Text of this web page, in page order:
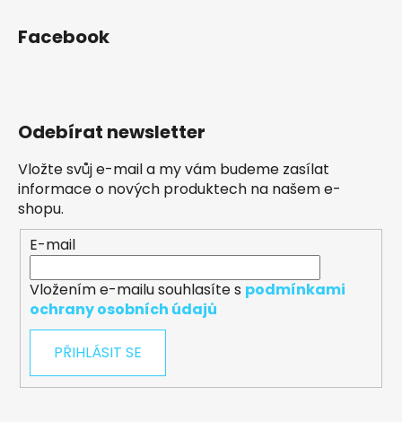
Facebook
Odebírat newsletter
Vložte svůj e-mail a my vám budeme zasílat
informace o nových produktech na našem e-
shopu.
E-mail
Vložením e-mailu souhlasíte s podmínkami
ochrany osobních údajů
PŘIHLÁSIT SE